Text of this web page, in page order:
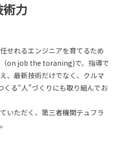
力
せれるエンジニアを育てるため
on job the toraning)で、指導で
、最新技術だけでなく、クルマ
る“人”づくりにも取り組んでお
いただく、第三者機関テュフラ